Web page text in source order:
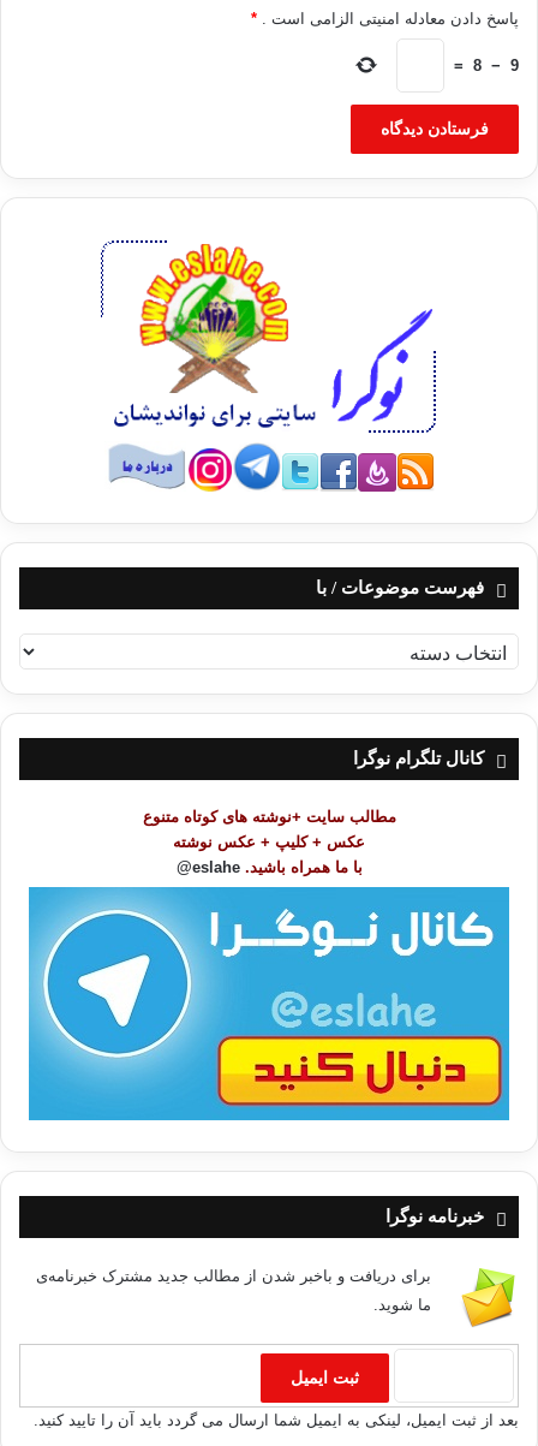
پاسخ دادن معادله امنیتی الزامی است . *
9
−
8
=
فهرست موضوعات / با
ه
ر
کانال تلگرام نوگرا
مطالب سایت +نوشته های کوتاه متنوع
عکس + کلیپ + عکس نوشته
با ما همراه باشید. eslahe@
خبرنامه نوگرا
برای دریافت و باخبر شدن از مطالب جدید مشترک خبرنامه‌ی
ما شوید.
بعد از ثبت ایمیل، لینکی به ایمیل شما ارسال می گردد باید آن را تایید کنید.